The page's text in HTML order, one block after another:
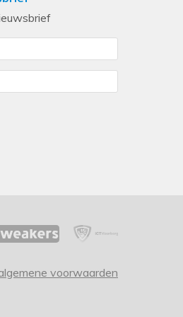
voorwaarden